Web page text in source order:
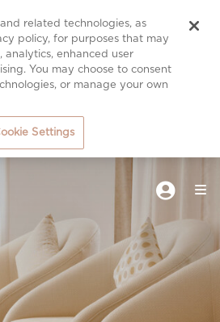
and related technologies, as
policy, for purposes that may
analytics, enhanced user
You may choose to consent
or manage your own
Settings